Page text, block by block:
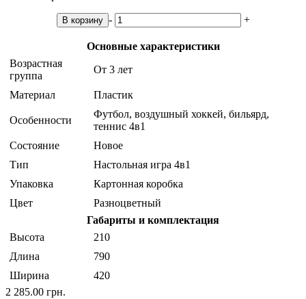
В корзину - +
Основные характеристики
Возрастная
группа
От 3 лет
Материал Пластик
Особенности
Футбол, воздушный хоккей, бильярд,
теннис 4в1
Состояние
Новое
Тип
Настольная игра 4в1
Упаковка
Картонная коробка
Цвет
Разноцветный
Габариты и комплектация
Высота
210
Длина
790
Ширина
420
2 285.00 грн.